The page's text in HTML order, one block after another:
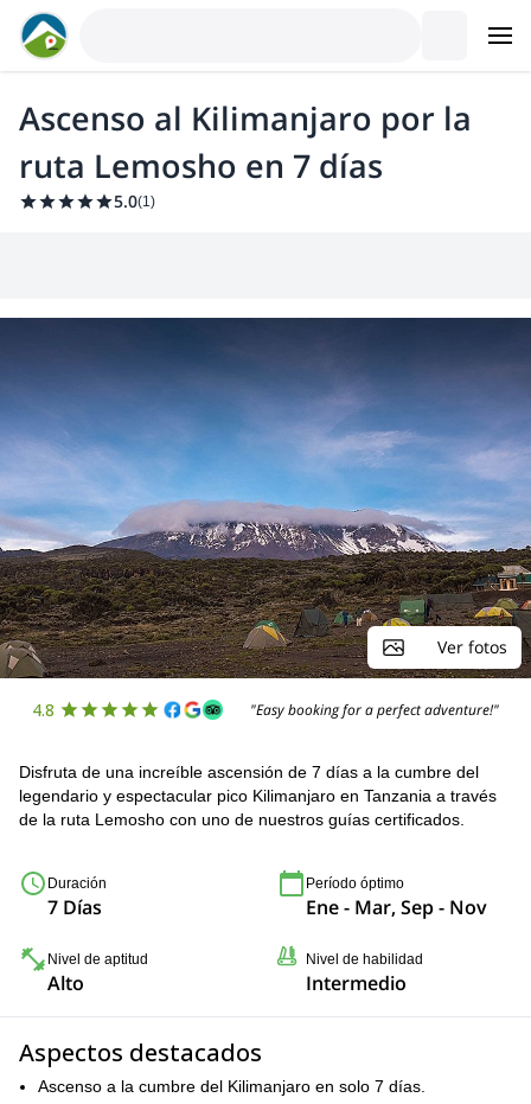
Ascenso al Kilimanjaro por la
ruta Lemosho en 7 días
5.0(1)
Ver fotos
4.8 "Easy booking for a perfect adventure!"
Disfruta de una increíble ascensión de 7 días a la cumbre del
legendario y espectacular pico Kilimanjaro en Tanzania a través
de la ruta Lemosho con uno de nuestros guías certificados.
Duración
7 Días
Período óptimo
Ene - Mar, Sep - Nov
Nivel de aptitud
Alto
Nivel de habilidad
Intermedio
Aspectos destacados
Ascenso a la cumbre del Kilimanjaro en solo 7 días.